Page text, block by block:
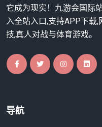
它成为现实！九游会国际
入全站入口,支持APP下载
技,真人对战与体育游戏。
导航